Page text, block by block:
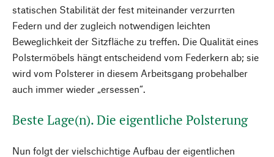
statischen Stabilität der fest miteinander verzurrten
Federn und der zugleich notwendigen leichten
Beweglichkeit der Sitzfläche zu treffen. Die Qualität eines
Polstermöbels hängt entscheidend vom Federkern ab; sie
wird vom Polsterer in diesem Arbeitsgang probehalber
auch immer wieder „ersessen“.
Beste Lage(n). Die eigentliche Polsterung
Nun folgt der vielschichtige Aufbau der eigentlichen